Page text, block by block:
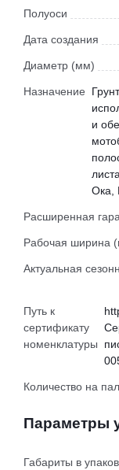
Полуоси
Дата создания
Диаметр (мм)
Назначение
и
Ока,
Расширенная
Рабочая ширина
Актуальная
Путь к
сертификату
номенклатуры
Количество на
Параметры
Габариты в